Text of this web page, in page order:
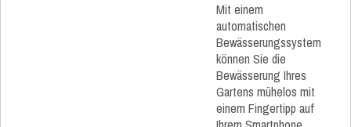
Mit einem
automatischen
Bewässerungssystem
können Sie die
Bewässerung Ihres
Gartens mühelos mit
einem Fingertipp auf